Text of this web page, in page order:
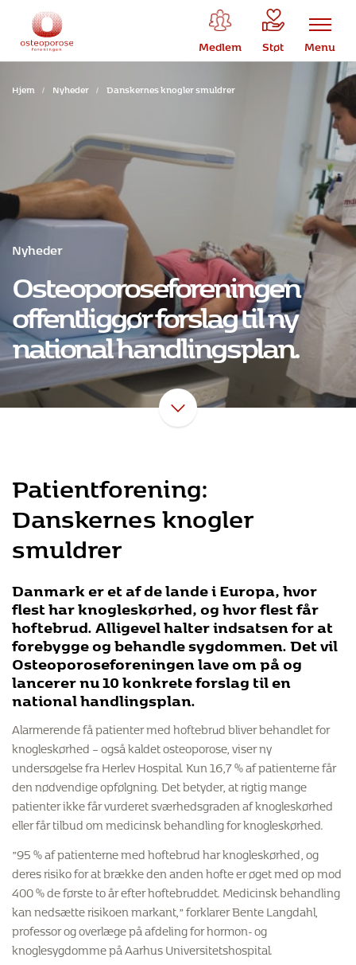
Medlem Støt Menu
Hjem / Nyheder / Danskernes knogler smuldrer
Nyheder
Osteoporoseforeningen
offentliggør forslag til ny
national handlingsplan.
Patientforening:
Danskernes knogler
smuldrer
Danmark er et af de lande i Europa, hvor
flest har knogleskørhed, og hvor flest får
hoftebrud. Alligevel halter indsatsen for at
forebygge og behandle sygdommen. Det vil
Osteoporoseforeningen lave om på og
lancerer nu 10 konkrete forslag til en
national handlingsplan.
Alarmerende få patienter med hoftebrud bliver behandlet for
knogleskørhed – også kaldet osteoporose, viser ny
undersøgelse fra Herlev Hospital. Kun 16,7 % af patienterne får
den nødvendige opfølgning. Det betyder, at rigtig mange
patienter ikke får vurderet sværhedsgraden af knogleskørhed
eller får tilbud om medicinsk behandling for knogleskørhed.
”95 % af patienterne med hoftebrud har knogleskørhed, og
deres risiko for at brække den anden hofte er øget med op mod
400 % de første to år efter hoftebruddet. Medicinsk behandling
kan nedsætte risikoen markant,” forklarer Bente Langdahl,
professor og overlæge på afdeling for hormon- og
knoglesygdomme på Aarhus Universitetshospital.